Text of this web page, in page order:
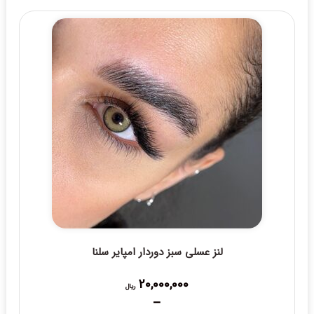
through
15,000,000 ریال
لنز عسلی سبز دوردار امپایر سلنا
20,000,000 ریال
–